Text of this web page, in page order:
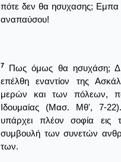
πότε δεν θα ησυχασης; Εμπα
αναπαύσου!
7
Πως όμως θα ησυχάση;
επέλθη εναντίον της
μερών και των πόλεων,
Ιδουμαίας (Μασ. Μθ', 7-
υπάρχει πλέον σοφία
συμβουλή των συνετών
των.